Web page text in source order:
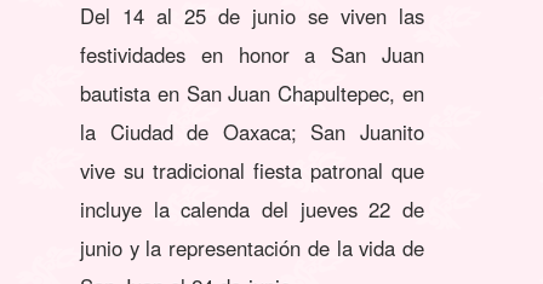
Del 14 al 25 de junio se viven las
festividades en honor a San Juan
bautista en San Juan Chapultepec, en
la Ciudad de Oaxaca; San Juanito
vive su tradicional fiesta patronal que
incluye la calenda del jueves 22 de
junio y la representación de la vida de